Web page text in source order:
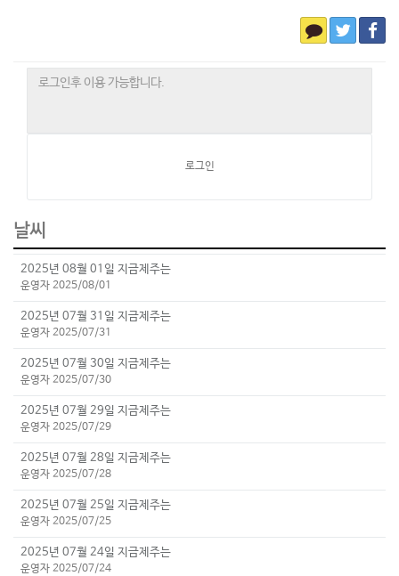
로그인
날씨
2025년 08월 01일 지금제주는
운영자 2025/08/01
2025년 07월 31일 지금제주는
운영자 2025/07/31
2025년 07월 30일 지금제주는
운영자 2025/07/30
2025년 07월 29일 지금제주는
운영자 2025/07/29
2025년 07월 28일 지금제주는
운영자 2025/07/28
2025년 07월 25일 지금제주는
운영자 2025/07/25
2025년 07월 24일 지금제주는
운영자 2025/07/24